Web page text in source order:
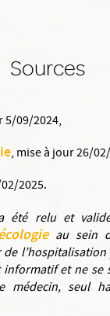
Sources
5/09/2024,
, mise à jour 26/
2025.
été relu et
au sein
de
et ne se
médecin, seul